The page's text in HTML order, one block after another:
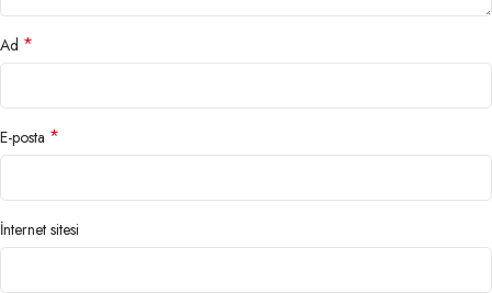
Ad *
E-posta *
İnternet sitesi